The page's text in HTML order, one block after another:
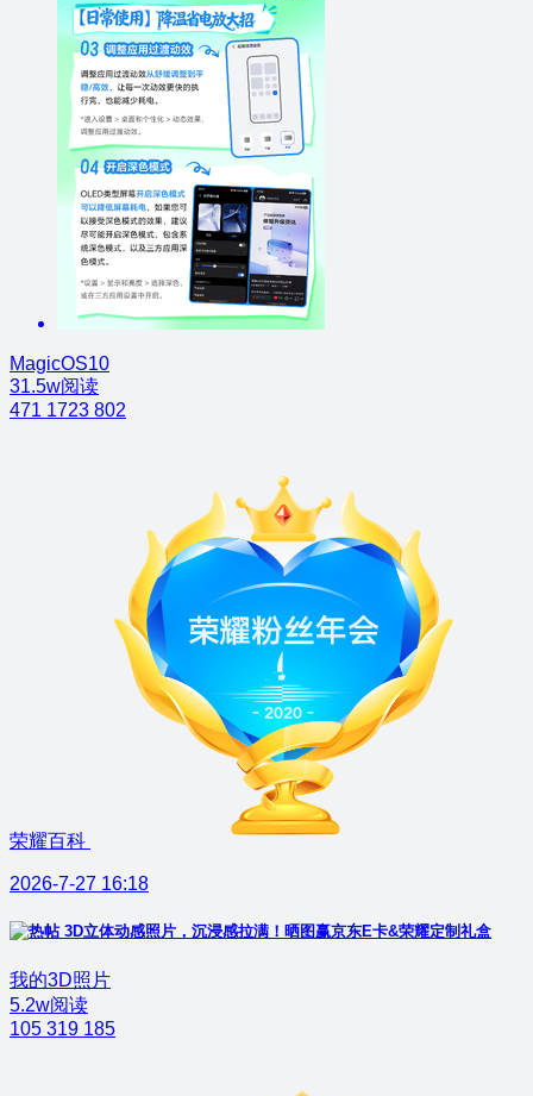
MagicOS10
31.5w阅读
471 1723 802
荣耀百科
2026-7-27 16:18
3D立体动感照片，沉浸感拉满！晒图赢京东E卡&荣耀定制礼盒
我的3D照片
5.2w阅读
105 319 185